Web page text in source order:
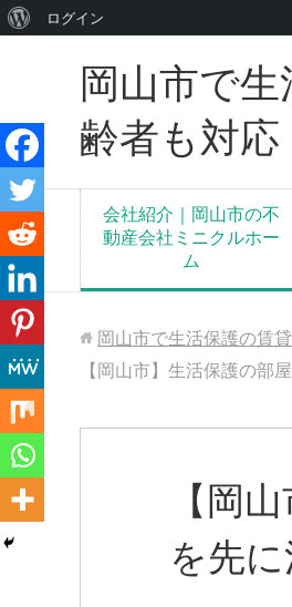
岡山市で
齢者も対応
会社紹介｜岡山市の不
動産会社ミニクルホー
ム
岡山市で生活保護の賃
【岡山市】生活保護の部
【岡
を先
WordPress
い
て
ログイン